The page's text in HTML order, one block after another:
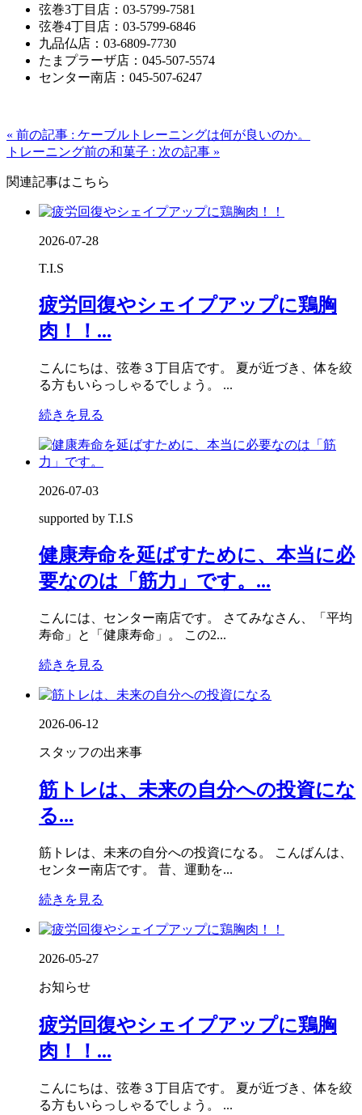
弦巻3丁目店：03-5799-7581
弦巻4丁目店：03-5799-6846
九品仏店：03-6809-7730
たまプラーザ店：045-507-5574
センター南店：045-507-6247
« 前の記事 : ケーブルトレーニングは何が良いのか。
トレーニング前の和菓子 : 次の記事 »
関連記事はこちら
2026-07-28
T.I.S
疲労回復やシェイプアップに鶏胸
肉！！...
こんにちは、弦巻３丁目店です。 夏が近づき、体を絞
る方もいらっしゃるでしょう。 ...
続きを見る
2026-07-03
supported by T.I.S
健康寿命を延ばすために、本当に必
要なのは「筋力」です。...
こんには、センター南店です。 さてみなさん、「平均
寿命」と「健康寿命」。 この2...
続きを見る
2026-06-12
スタッフの出来事
筋トレは、未来の自分への投資にな
る...
筋トレは、未来の自分への投資になる。 こんばんは、
センター南店です。 昔、運動を...
続きを見る
2026-05-27
お知らせ
疲労回復やシェイプアップに鶏胸
肉！！...
こんにちは、弦巻３丁目店です。 夏が近づき、体を絞
る方もいらっしゃるでしょう。 ...